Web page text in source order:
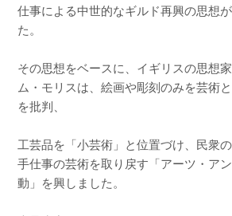
仕事による中世的なギルド再興の思想
た。
その思想をベースに、イギリスの思想
ム・モリスは、絵画や彫刻のみを芸術
を批判、
工芸品を「小芸術」と位置づけ、民衆
手仕事の芸術を取り戻す「アーツ・ア
動」を興しました。